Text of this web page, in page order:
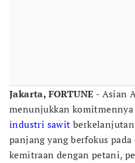
Jakarta, FORTUNE - Asian
menunjukkan
industri sawit
panjang yang berfokus
kemitraan dengan petani,